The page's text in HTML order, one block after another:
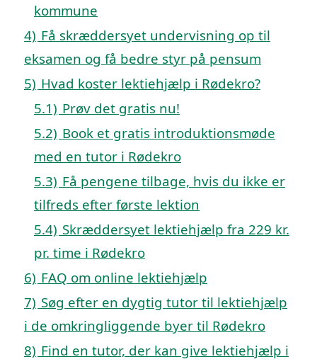
kommune
4) Få skræddersyet undervisning op til
eksamen og få bedre styr på pensum
5) Hvad koster lektiehjælp i Rødekro?
5.1) Prøv det gratis nu!
5.2) Book et gratis introduktionsmøde
med en tutor i Rødekro
5.3) Få pengene tilbage, hvis du ikke er
tilfreds efter første lektion
5.4) Skræddersyet lektiehjælp fra 229 kr.
pr. time i Rødekro
6) FAQ om online lektiehjælp
7) Søg efter en dygtig tutor til lektiehjælp
i de omkringliggende byer til Rødekro
8) Find en tutor, der kan give lektiehjælp i